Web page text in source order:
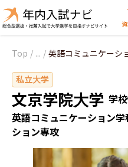
Top / ... / 英語コミュニケーシ
私立大学
文京学院大学 学
英語コミュニケーション
ション専攻